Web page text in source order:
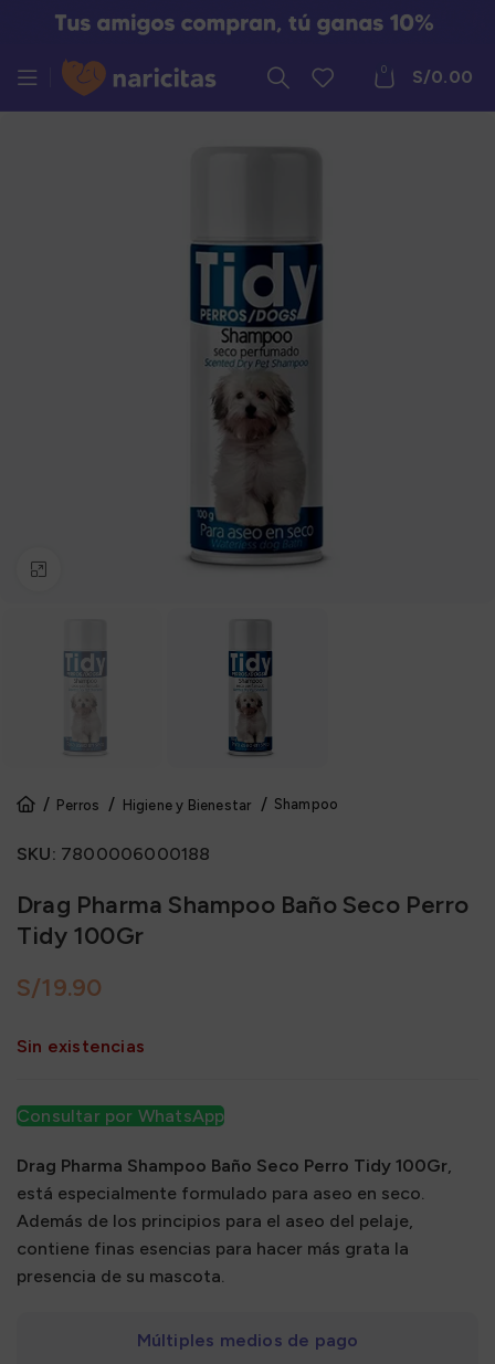
0 S/0.00
Perros Higiene y Bienestar Shampoo
SKU: 7800006000188
Drag Pharma Shampoo Baño Seco Perro
Tidy 100Gr
S/
Sin existencias
Consultar por WhatsApp
Drag Pharma Shampoo Baño Seco Perro Tidy 100Gr,
está especialmente formulado para aseo en seco.
Además de los principios para el aseo del pelaje,
contiene finas esencias para hacer más grata la
presencia de su mascota.
Múltiples medios de pago